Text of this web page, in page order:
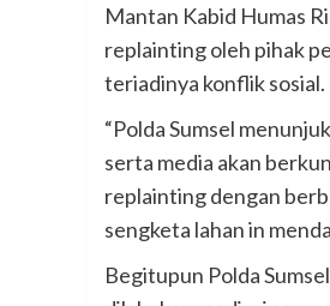
Mantan Kabid Humas
replainting oleh pihak
teriadinya konflik sosial.
“Polda Sumsel
serta media akan
replainting dengan
sengketa lahan in
Begitupun Polda